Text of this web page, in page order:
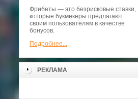
Фрибеты — это безрисковые ставки,
которые букмекеры предлагают
своим пользователям в качестве
бонусов.
Подробнее...
РЕКЛАМА